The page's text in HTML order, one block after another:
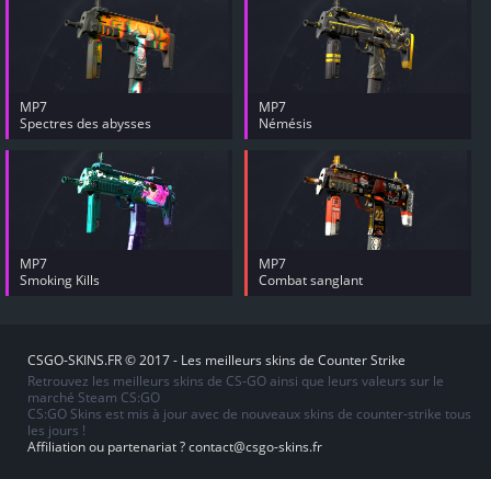
MP7
Spectres des abysses
MP7
Némésis
MP7
Smoking Kills
MP7
Combat sanglant
CSGO-SKINS.FR © 2017 - Les meilleurs skins de Counter Strike
Retrouvez les meilleurs skins de CS-GO ainsi que leurs valeurs sur le
marché Steam CS:GO
CS:GO Skins est mis à jour avec de nouveaux skins de counter-strike tous
les jours !
Affiliation ou partenariat ?contact@csgo-skins.fr